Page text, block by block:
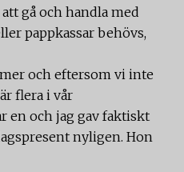
gå och handla med
pappkassar behövs,
och eftersom vi inte
flera i vår
en och jag gav faktiskt
nyligen. Hon